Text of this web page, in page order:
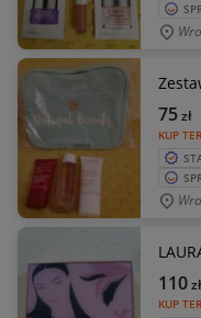
KUP
75zł
KUP
110zł